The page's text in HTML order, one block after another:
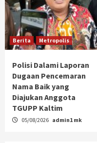
Berita Metropolis
Polisi Dalami Laporan
Dugaan Pencemaran
Nama Baik yang
Diajukan Anggota
TGUPP Kaltim
05/08/2026 admin1 mk